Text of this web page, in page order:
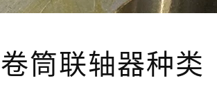
卷筒联轴器种类